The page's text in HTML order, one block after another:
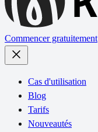
Commencer gratuitement
Cas d'utilisation
Blog
Tarifs
Nouveautés